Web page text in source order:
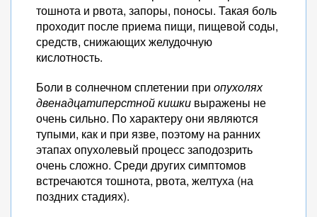
тошнота и рвота, запоры, поносы. Такая боль
проходит после приема пищи, пищевой соды,
средств, снижающих желудочную
кислотность.
Боли в солнечном сплетении при опухолях
двенадцатиперстной кишки выражены не
очень сильно. По характеру они являются
тупыми, как и при язве, поэтому на ранних
этапах опухолевый процесс заподозрить
очень сложно. Среди других симптомов
встречаются тошнота, рвота, желтуха (на
поздних стадиях).